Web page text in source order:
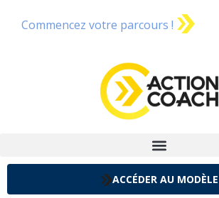
Commencez votre parcours !
ACCÉDER AU MODÈLE